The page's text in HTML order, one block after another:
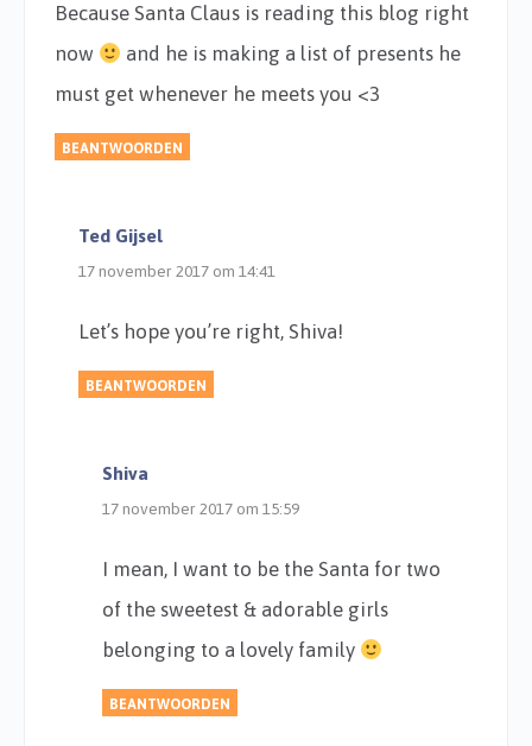
Because Santa Claus is reading this blog right
now
and he is making a list of presents he
must get whenever he meets you <3
BEANTWOORDEN
Ted Gijsel
17 november 2017 om 14:41
Let’s hope you’re right, Shiva!
BEANTWOORDEN
Shiva
17 november 2017 om 15:59
I mean, I want to be the Santa for two
of the sweetest & adorable girls
belonging to a lovely family
BEANTWOORDEN